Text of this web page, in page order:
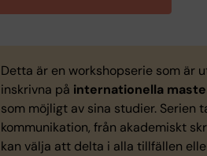
Detta är en workshopserie som är
inskrivna på internationella
som möjligt av sina studier. Serien
kommunikation, från akademiskt
kan välja att delta i alla tillfällen